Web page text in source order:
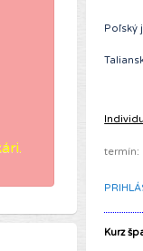
Poľský
termín:
Kurz